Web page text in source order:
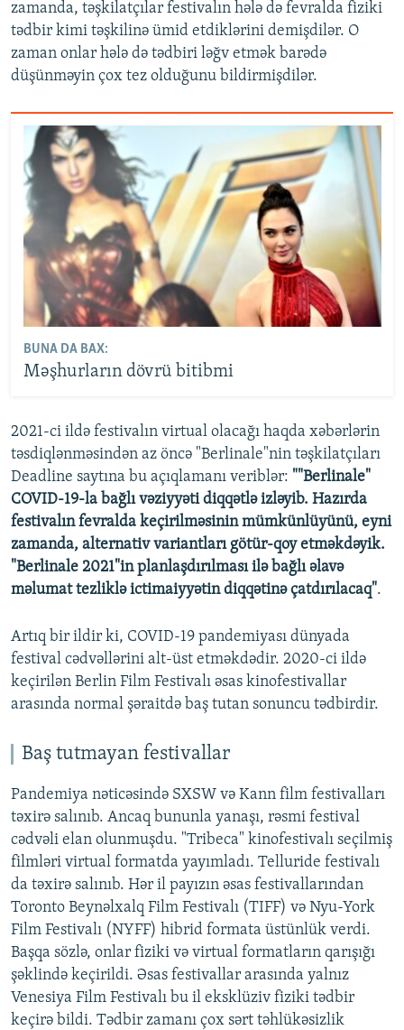
zamanda, təşkilatçılar festivalın hələ də fevralda fiziki
tədbir kimi təşkilinə ümid etdiklərini demişdilər. O
zaman onlar hələ də tədbiri ləğv etmək barədə
düşünməyin çox tez olduğunu bildirmişdilər.
BUNA DA BAX:
Məşhurların dövrü bitibmi
2021-ci ildə festivalın virtual olacağı haqda xəbərlərin
təsdiqlənməsindən az öncə "Berlinale"nin təşkilatçıları
Deadline saytına bu açıqlamanı veriblər: ""Berlinale"
COVID-19-la bağlı vəziyyəti diqqətlə izləyib. Hazırda
festivalın fevralda keçirilməsinin mümkünlüyünü, eyni
zamanda, alternativ variantları götür-qoy etməkdəyik.
"Berlinale 2021"in planlaşdırılması ilə bağlı əlavə
məlumat tezliklə ictimaiyyətin diqqətinə çatdırılacaq".
Artıq bir ildir ki, COVID-19 pandemiyası dünyada
festival cədvəllərini alt-üst etməkdədir. 2020-ci ildə
keçirilən Berlin Film Festivalı əsas kinofestivallar
arasında normal şəraitdə baş tutan sonuncu tədbirdir.
Baş tutmayan festivallar
Pandemiya nəticəsində SXSW və Kann film festivalları
təxirə salınıb. Ancaq bununla yanaşı, rəsmi festival
cədvəli elan olunmuşdu. "Tribeca" kinofestivalı seçilmiş
filmləri virtual formatda yayımladı. Telluride festivalı
da təxirə salınıb. Hər il payızın əsas festivallarından
Toronto Beynəlxalq Film Festivalı (TIFF) və Nyu-York
Film Festivalı (NYFF) hibrid formata üstünlük verdi.
Başqa sözlə, onlar fiziki və virtual formatların qarışığı
şəklində keçirildi. Əsas festivallar arasında yalnız
Venesiya Film Festivalı bu il eksklüziv fiziki tədbir
keçirə bildi. Tədbir zamanı çox sərt təhlükəsizlik